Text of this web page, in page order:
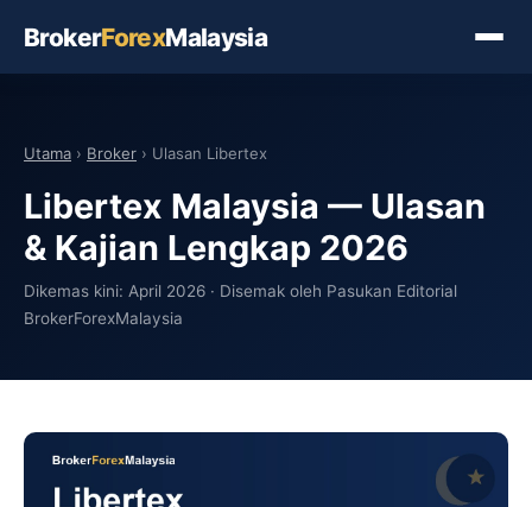
BrokerForexMalaysia
Utama › Broker › Ulasan Libertex
Libertex Malaysia — Ulasan
& Kajian Lengkap 2026
Dikemas kini: April 2026 · Disemak oleh Pasukan Editorial
BrokerForexMalaysia